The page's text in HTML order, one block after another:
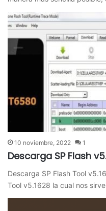
10 noviembre, 2022 1
Descarga SP Flash
Descarga SP Flash Tool
Tool v5.1628 la cual nos